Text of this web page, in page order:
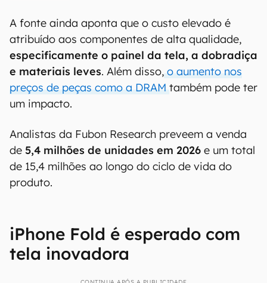
A fonte ainda aponta que o custo elevado é
atribuído aos componentes de alta qualidade,
especificamente o painel da tela, a dobradiça
e materiais leves. Além disso, o aumento nos
preços de peças como a DRAM também pode ter
um impacto.
Analistas da Fubon Research preveem a venda
de 5,4 milhões de unidades em 2026 e um total
de 15,4 milhões ao longo do ciclo de vida do
produto.
iPhone Fold é esperado com
tela inovadora